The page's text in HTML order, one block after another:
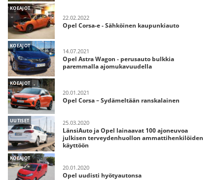
KOEAJOT
22.02.2022
Opel Corsa-e - Sähköinen kaupunkiauto
KOEAJOT
14.07.2021
Opel Astra Wagon - perusauto bulkkia
paremmalla ajomukavuudella
KOEAJOT
20.01.2021
Opel Corsa – Sydämeltään ranskalainen
UUTISET 25.03.2020
LänsiAuto ja Opel lainaavat 100 ajoneuvoa
julkisen terveydenhuollon ammattihenkilöiden
käyttöön
KOEAJOT
20.01.2020
Opel uudisti hyötyautonsa